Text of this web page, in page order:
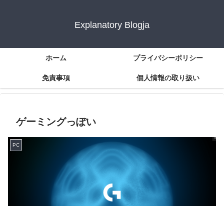
Explanatory Blogja
ホーム プライバシーポリシー
免責事項 個人情報の取り扱い
ゲーミングっぽい
PC